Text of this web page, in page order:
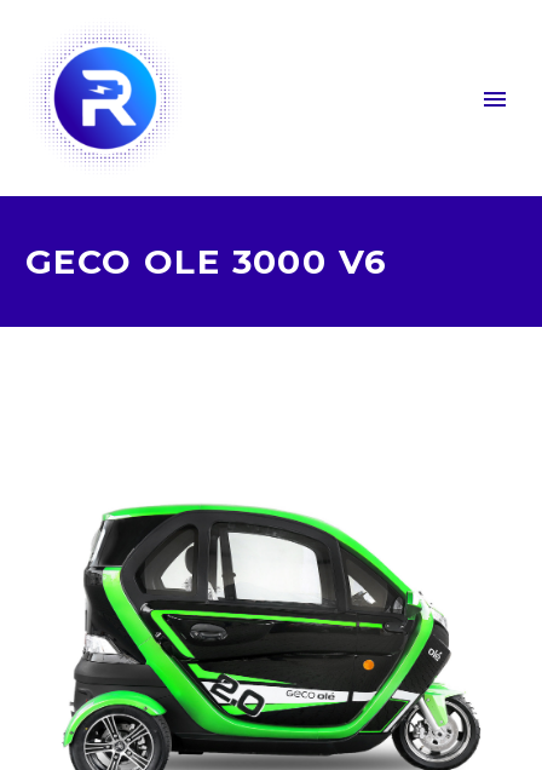
GECO OLE 3000 V6